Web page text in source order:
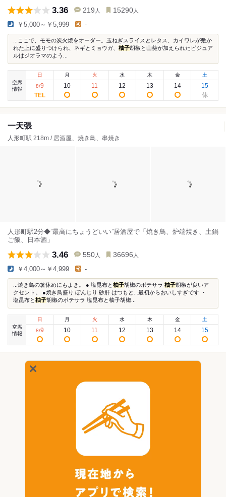
3.36 219 人 15290 人
￥5,000～￥5,999 -
...ここで、モモの炭火焼をオーダー。玉ねぎスライスとレタス、カイワレが敷か
れた上に盛りつけられ、ネギとミョウガ、 柚子胡椒と山葵が加えられたビジュア
ルはジオラマのよう...
空席
情報
日
8/9
月
10
火
11
水
12
木
13
金
14
土
15
一天張
人形町駅 218m / 居酒屋、焼き鳥、串焼き
人形町駅2分◆”最高にちょうどいい”居酒屋で「焼き鳥、炉端焼き、土鍋
ご飯、日本酒」
3.46 550 人 36696 人
￥4,000～￥4,999 -
...焼き鳥の箸休めにもよき。 ● 塩昆布と柚子胡椒のポテサラ 柚子胡椒が良いア
クセント。 ●焼き鳥盛り ぼんじり 砂肝 はつもと...最初からおいしすぎです ・
塩昆布と柚子胡椒のポテサラ 塩昆布と柚子胡椒...
空席
情報
日
8/9
月
10
火
11
水
12
木
13
金
14
土
15